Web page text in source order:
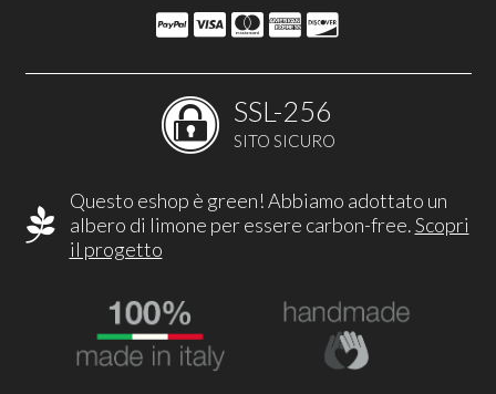
SSL-256
SITO SICURO
Questo eshop è green! Abbiamo adottato un
albero di limone per essere carbon-free.Scopri
il progetto